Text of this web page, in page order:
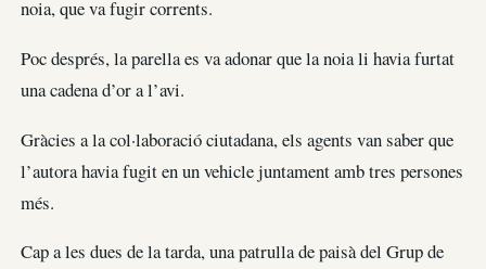
noia, que va fugir corrents.
Poc després, la parella es va adonar que la noia li havia furtat
una cadena d’or a l’avi.
Gràcies a la col·laboració ciutadana, els agents van saber que
l’autora havia fugit en un vehicle juntament amb tres persones
més.
Cap a les dues de la tarda, una patrulla de paisà del Grup de